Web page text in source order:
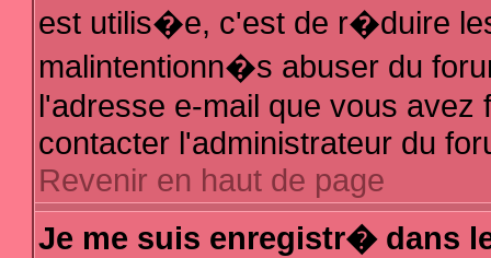
est utilis�e, c'est de r�duire
malintentionn�s abuser du
l'adresse e-mail que vous
contacter l'administrateur du
Revenir en haut de page
Je me suis enregistr� dans